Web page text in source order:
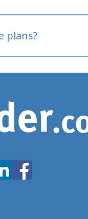
plans?